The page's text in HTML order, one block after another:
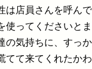
は店員さんを呼ん
使ってくださいと
の気持ちに、すっ
てて来てくれたか